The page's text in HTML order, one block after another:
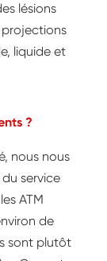
lésions
liquide et
?
nous nous
service
ATM
de
sont plutôt